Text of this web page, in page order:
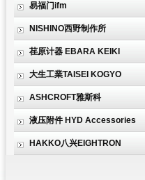
易福门ifm
NISHINO西野制作所
荏原计器 EBARA KEIKI
大生工業TAISEI KOGYO
ASHCROFT雅斯科
液压附件 HYD Accessories
HAKKO八兴EIGHTRON